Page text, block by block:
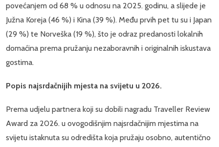
povećanjem od 68 % u odnosu na 2025. godinu, a slijede je
Južna Koreja (46 %) i Kina (39 %). Među prvih pet tu su i Japan
(29 %) te Norveška (19 %), što je odraz predanosti lokalnih
domaćina prema pružanju nezaboravnih i originalnih iskustava
gostima.
Popis najsrdačnijih mjesta na svijetu u 2026.
Prema udjelu partnera koji su dobili nagradu Traveller Review
Award za 2026. u ovogodišnjim najsrdačnijim mjestima na
svijetu istaknuta su odredišta koja pružaju osobno, autentično